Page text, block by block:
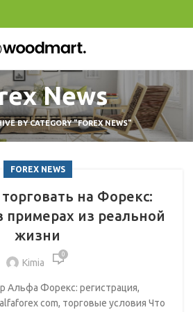
News
BY CATEGORY "FOREX NEWS"
FOREX NEWS
на Форекс:
примерах из реальной
жизни
Kimia
0
Альфа Форекс: регистрация,
com, торговые условия Что